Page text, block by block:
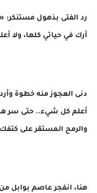
رد الفتى بذهول
أرك في حياتي كلها، ولا
دنى العجوز منه خطوة
أعلم كل شيء.. حتى سر
والرمح المستقر على
​هنا، انفجر عاصم بوابل